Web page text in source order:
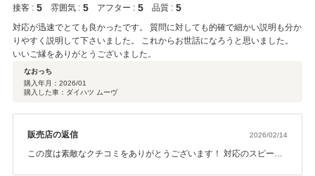
ま市、愛西市、稲沢市、弥富市その近辺にお越しの際は、 当店に遊
びに来てください♪ 改めまして、この度はご購入誠にありがとうござ
いました！
接客 : 5 雰囲気 : 5 アフター : 5 品質 : 5
対応が迅速でとても良かったです。 質問に対しても的確で細かい説明も分か
りやすく説明して下さいました。 これからお世話になろうと思いました。
いいご縁をありがとうございました。
なおっち
購入年月： 2026/01
購入した車：ダイハツ ムーヴ
販売店の返信 2026/02/14
この度は素敵なクチコミをありがとうございます！ 対応のスピード